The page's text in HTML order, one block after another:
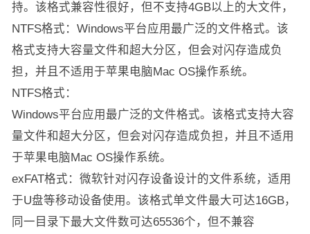
持。该格式兼容性很好，但不支持4GB以上的大文件，
NTFS格式：Windows平台应用最广泛的文件格式。该
格式支持大容量文件和超大分区，但会对闪存造成负
担，并且不适用于苹果电脑Mac OS操作系统。
NTFS格式：
Windows平台应用最广泛的文件格式。该格式支持大容
量文件和超大分区，但会对闪存造成负担，并且不适用
于苹果电脑Mac OS操作系统。
exFAT格式：微软针对闪存设备设计的文件系统，适用
于U盘等移动设备使用。该格式单文件最大可达16GB，
同一目录下最大文件数可达65536个，但不兼容